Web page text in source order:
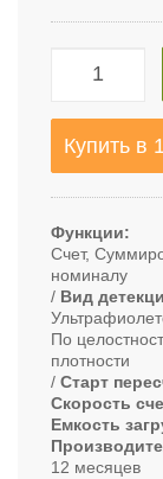
Купить в
Функции
Счет,
номиналу
Вид
По
плотности
Старт
Скорость
Емкость
12 месяцев